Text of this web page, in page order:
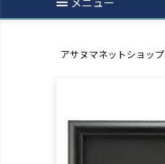
メニュー
アサヌマネットショップ